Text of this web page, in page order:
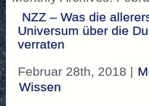
NZZ – Was die
Universum über die
verraten
Februar 28th, 2018 |
Wissen